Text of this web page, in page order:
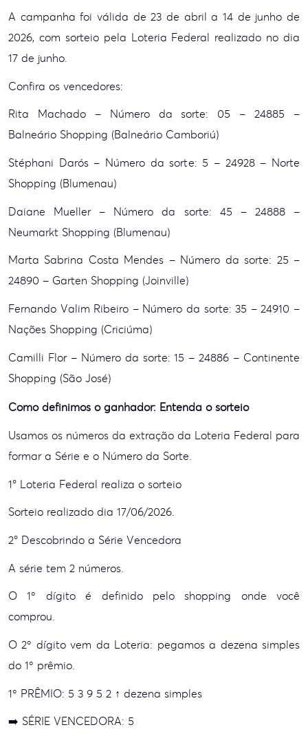
A campanha foi válida de 23 de abril a 14 de junho de
2026, com sorteio pela Loteria Federal realizado no dia
17 de junho.
Confira os vencedores:
Rita Machado – Número da sorte: 05 – 24885 –
Balneário Shopping (Balneário Camboriú)
Stéphani Darós – Número da sorte: 5 – 24928 – Norte
Shopping (Blumenau)
Daiane Mueller – Número da sorte: 45 – 24888 –
Neumarkt Shopping (Blumenau)
Marta Sabrina Costa Mendes – Número da sorte: 25 –
24890 – Garten Shopping (Joinville)
Fernando Valim Ribeiro – Número da sorte: 35 – 24910 –
Nações Shopping (Criciúma)
Camilli Flor – Número da sorte: 15 – 24886 – Continente
Shopping (São José)
Como definimos o ganhador: Entenda o sorteio
Usamos os números da extração da Loteria Federal para
formar a Série e o Número da Sorte.
1° Loteria Federal realiza o sorteio
Sorteio realizado dia 17/06/2026.
2° Descobrindo a Série Vencedora
A série tem 2 números.
O 1º dígito é definido pelo shopping onde você
comprou.
O 2º dígito vem da Loteria: pegamos a dezena simples
do 1º prêmio.
1º PRÊMIO: 5 3 9 5 2 ↑ dezena simples
➡️ SÉRIE VENCEDORA: 5